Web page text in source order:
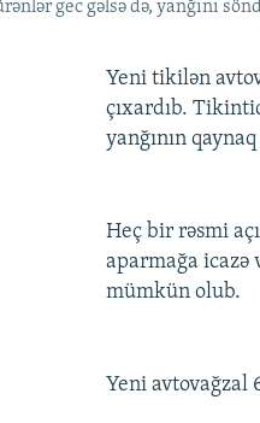
gec gəlsə də, yanğını
Yeni tikilən
çıxardıb.
yanğının
Heç bir rəsmi
aparmağa icazə
mümkün olub.
Yeni